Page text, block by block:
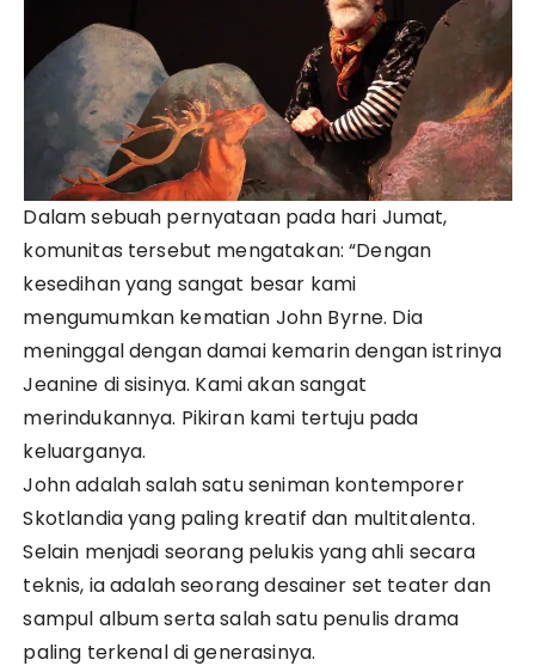
Dalam sebuah pernyataan pada hari Jumat,
komunitas tersebut mengatakan: “Dengan
kesedihan yang sangat besar kami
mengumumkan kematian John Byrne. Dia
meninggal dengan damai kemarin dengan istrinya
Jeanine di sisinya. Kami akan sangat
merindukannya. Pikiran kami tertuju pada
keluarganya.
John adalah salah satu seniman kontemporer
Skotlandia yang paling kreatif dan multitalenta.
Selain menjadi seorang pelukis yang ahli secara
teknis, ia adalah seorang desainer set teater dan
sampul album serta salah satu penulis drama
paling terkenal di generasinya.